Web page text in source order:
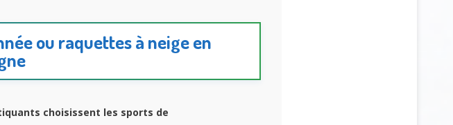
ou raquettes à neige en
choisissent les sports de